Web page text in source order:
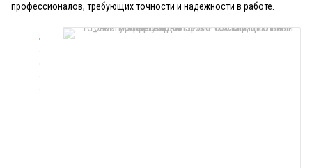
профессионалов, требующих точности и надежности в работе.